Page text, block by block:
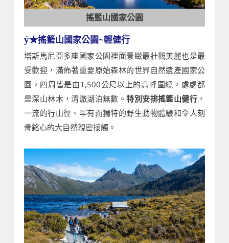
搖籃山國家公園
ý★搖籃山國家公園~輕健行
塔斯馬尼亞多座國家公園裡面景緻最壯觀美麗也是最
受歡迎，滿佈著重要原始森林的世界自然遺產國家公
園，四周皆是由1,500公尺以上的高峰圍繞，處處都
是深山林木，清澈湖泊無數。特別安排搖籃山健行 ，
一流的行山徑、罕有而獨特的野生動物體驗和令人刻
骨銘心的大自然親密接觸。